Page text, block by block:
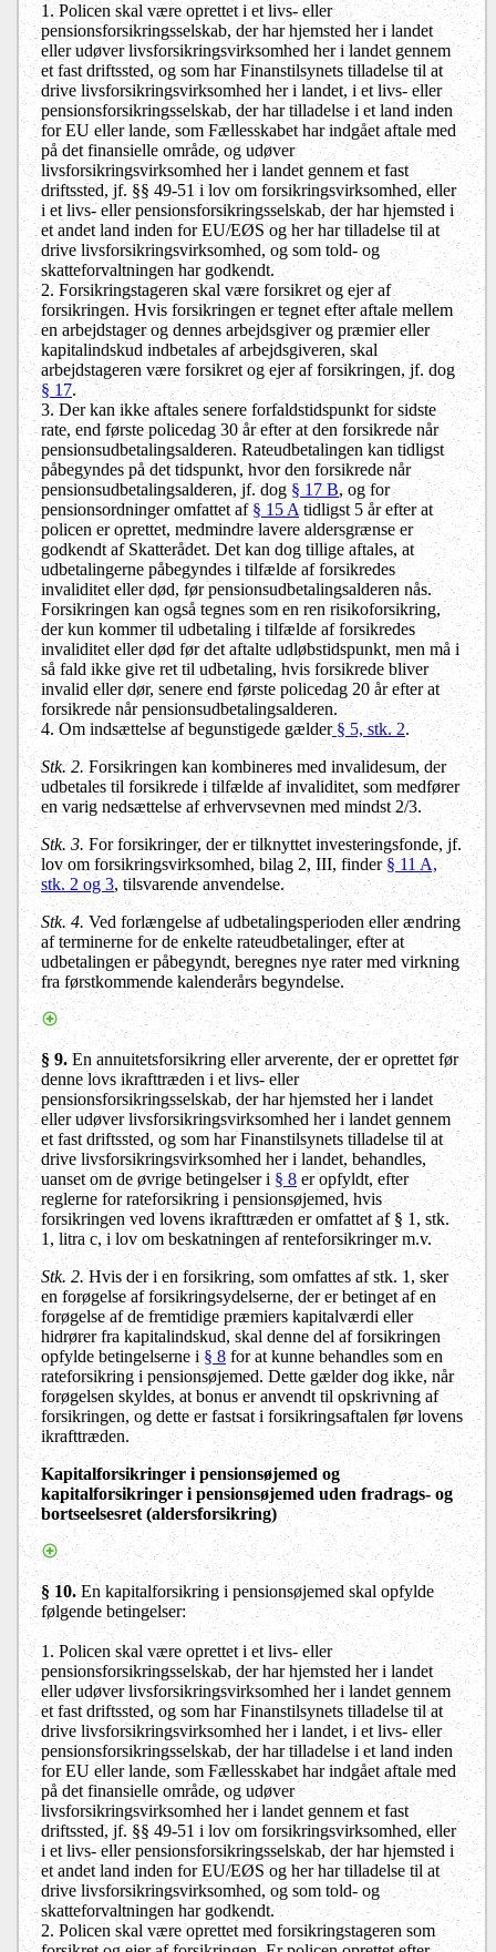
1. Policen skal være oprettet i et livs- eller
pensionsforsikringsselskab, der har hjemsted her i landet
eller udøver livsforsikringsvirksomhed her i landet gennem
et fast driftssted, og som har Finanstilsynets tilladelse til at
drive livsforsikringsvirksomhed her i landet, i et livs- eller
pensionsforsikringsselskab, der har tilladelse i et land inden
for EU eller lande, som Fællesskabet har indgået aftale med
på det finansielle område, og udøver
livsforsikringsvirksomhed her i landet gennem et fast
driftssted, jf. §§ 49-51 i lov om forsikringsvirksomhed, eller
i et livs- eller pensionsforsikringsselskab, der har hjemsted i
et andet land inden for EU/EØS og her har tilladelse til at
drive livsforsikringsvirksomhed, og som told- og
skatteforvaltningen har godkendt.
2. Forsikringstageren skal være forsikret og ejer af
forsikringen. Hvis forsikringen er tegnet efter aftale mellem
en arbejdstager og dennes arbejdsgiver og præmier eller
kapitalindskud indbetales af arbejdsgiveren, skal
arbejdstageren være forsikret og ejer af forsikringen, jf. dog
§ 17.
3. Der kan ikke aftales senere forfaldstidspunkt for sidste
rate, end første policedag 30 år efter at den forsikrede når
pensionsudbetalingsalderen. Rateudbetalingen kan tidligst
påbegyndes på det tidspunkt, hvor den forsikrede når
pensionsudbetalingsalderen, jf. dog§ 17 B, og for
pensionsordninger omfattet af§ 15 Atidligst 5 år efter at
policen er oprettet, medmindre lavere aldersgrænse er
godkendt af Skatterådet. Det kan dog tillige aftales, at
udbetalingerne påbegyndes i tilfælde af forsikredes
invaliditet eller død, før pensionsudbetalingsalderen nås.
Forsikringen kan også tegnes som en ren risikoforsikring,
der kun kommer til udbetaling i tilfælde af forsikredes
invaliditet eller død før det aftalte udløbstidspunkt, men må i
så fald ikke give ret til udbetaling, hvis forsikrede bliver
invalid eller dør, senere end første policedag 20 år efter at
forsikrede når pensionsudbetalingsalderen.
4. Om indsættelse af begunstigede gælder§ 5, stk. 2.
Stk. 2.Forsikringen kan kombineres med invalidesum, der
udbetales til forsikrede i tilfælde af invaliditet, som medfører
en varig nedsættelse af erhvervsevnen med mindst 2/3.
Stk. 3. For forsikringer, der er tilknyttet investeringsfonde, jf.
lov om forsikringsvirksomhed, bilag 2, III, finder § 11 A,
stk. 2 og 3, tilsvarende anvendelse.
Stk. 4. Ved forlængelse af udbetalingsperioden eller ændring
af terminerne for de enkelte rateudbetalinger, efter at
udbetalingen er påbegyndt, beregnes nye rater med virkning
fra førstkommende kalenderårs begyndelse.
§ 9.En annuitetsforsikring eller arverente, der er oprettet før
denne lovs ikrafttræden i et livs- eller
pensionsforsikringsselskab, der har hjemsted her i landet
eller udøver livsforsikringsvirksomhed her i landet gennem
et fast driftssted, og som har Finanstilsynets tilladelse til at
drive livsforsikringsvirksomhed her i landet, behandles,
uanset om de øvrige betingelser i§ 8er opfyldt, efter
reglerne for rateforsikring i pensionsøjemed, hvis
forsikringen ved lovens ikrafttræden er omfattet af § 1, stk.
1, litra c, i lov om beskatningen af renteforsikringer m.v.
Stk. 2.Hvis der i en forsikring, som omfattes af stk. 1, sker
en forøgelse af forsikringsydelserne, der er betinget af en
forøgelse af de fremtidige præmiers kapitalværdi eller
hidrører fra kapitalindskud, skal denne del af forsikringen
opfylde betingelserne i § 8 for at kunne behandles som en
rateforsikring i pensionsøjemed. Dette gælder dog ikke, når
forøgelsen skyldes, at bonus er anvendt til opskrivning af
forsikringen, og dette er fastsat i forsikringsaftalen før lovens
ikrafttræden.
Kapitalforsikringer i pensionsøjemed og
kapitalforsikringer i pensionsøjemed uden fradrags- og
bortseelsesret (aldersforsikring)
§ 10.En kapitalforsikring i pensionsøjemed skal opfylde
følgende betingelser:
1. Policen skal være oprettet i et livs- eller
pensionsforsikringsselskab, der har hjemsted her i landet
eller udøver livsforsikringsvirksomhed her i landet gennem
et fast driftssted, og som har Finanstilsynets tilladelse til at
drive livsforsikringsvirksomhed her i landet, i et livs- eller
pensionsforsikringsselskab, der har tilladelse i et land inden
for EU eller lande, som Fællesskabet har indgået aftale med
på det finansielle område, og udøver
livsforsikringsvirksomhed her i landet gennem et fast
driftssted, jf. §§ 49-51 i lov om forsikringsvirksomhed, eller
i et livs- eller pensionsforsikringsselskab, der har hjemsted i
et andet land inden for EU/EØS og her har tilladelse til at
drive livsforsikringsvirksomhed, og som told- og
skatteforvaltningen har godkendt.
2. Policen skal være oprettet med forsikringstageren som